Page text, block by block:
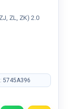
ZL, ZK) 2.0
5745A396